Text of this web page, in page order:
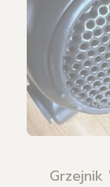
Grzejnik